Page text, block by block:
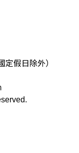
定假日除外）